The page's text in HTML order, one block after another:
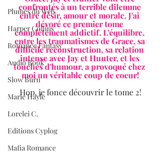
Plumes du Web
Harper Collins
Romance Fantasy
Audio Book
Slow Burn
Marie Hayle
Lorelei C.
Editions Cyplog
Mafia Romance
confrontés à un terrible dilemme
entre désir, amour et morale. J'ai
dévoré ce premier tome
complètement addictif. L'équilibre,
entre les traumatismes de Grace, sa
difficile reconstruction, sa relation
intense avec Jay et Hunter, et les
touches d'humour, a provoqué chez
moi un véritable coup de coeur!
Hop, je fonce découvrir le tome 2!